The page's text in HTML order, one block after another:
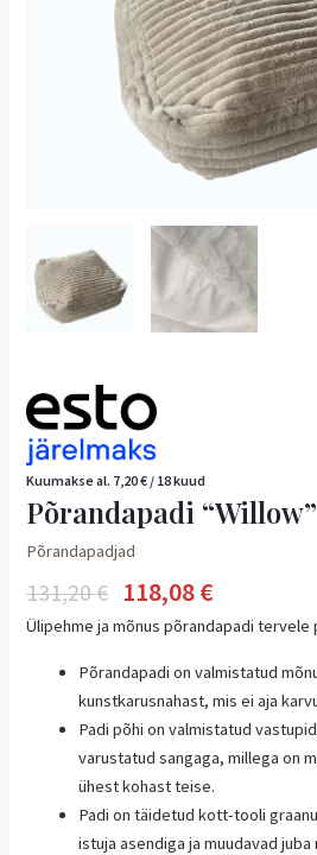
Kuumakse al. 7,20€ / 18 kuud
Põrandapadi
Põrandapadjad
131,20€ 118,08€
Ülipehme ja mõnus põrandapadi tervele
Põrandapadi on valmistatud
kunstkarusnahast, mis ei aja
Padi põhi on valmistatud
varustatud sangaga, millega on
ühest kohast teise.
Padi on täidetud kott-tooli
istuja asendiga ja muudavad